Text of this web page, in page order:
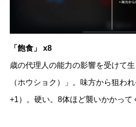
「飽食」 x8
歳の代理人の能力の影響を受けて
（ホウショク）」。味方から狙わ
+1）。硬い。8体ほど襲いかかって